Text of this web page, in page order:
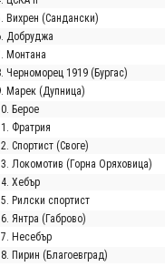
Вихрен (Сандански)
Добруджа
Монтана
Черноморец 1919 (Бургас)
Марек (Дупница)
Берое
Фратрия
Спортист (Своге)
Локомотив (Горна Оряховица)
Хебър
Рилски спортист
Янтра (Габрово)
Несебър
Пирин (Благоевград)